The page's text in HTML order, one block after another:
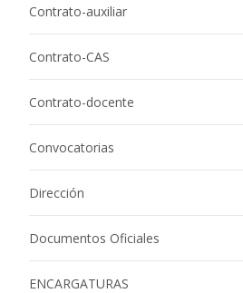
Contrato-auxiliar
Contrato-CAS
Contrato-docente
Convocatorias
Dirección
Documentos Oficiales
ENCARGATURAS